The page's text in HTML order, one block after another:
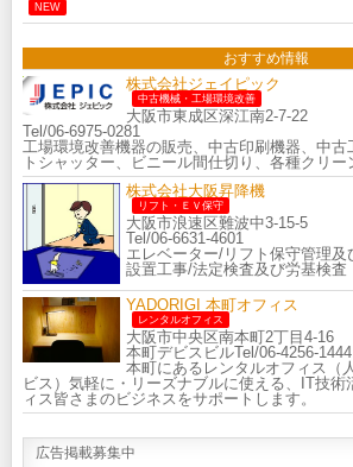
NEW
おすすめ情報
株式会社ジェイピック
中古機械・工場環境改善
大阪市東成区深江南2-7-22
Tel/06-6975-0281
工場環境改善機器の販売、中古印刷機器、中古
トシャッター、ビニール間仕切り、各種クリー
株式会社大阪昇降機
リフト・ＥＶ保守
大阪市浪速区難波中3-15-5
Tel/06-6631-4601
エレベーター/リフト保守管理
設置工事/法定検査及び労基検査
YADORIGI 本町オフィス
レンタルオフィス
大阪市中央区南本町2丁目4-16
本町デビスビルTel/06-4256-1444
本町にあるレンタルオフィス（
ビス）気軽に・リーズナブルに使える、IT技術
ィス皆さまのビジネスをサポートします。
広告掲載募集中